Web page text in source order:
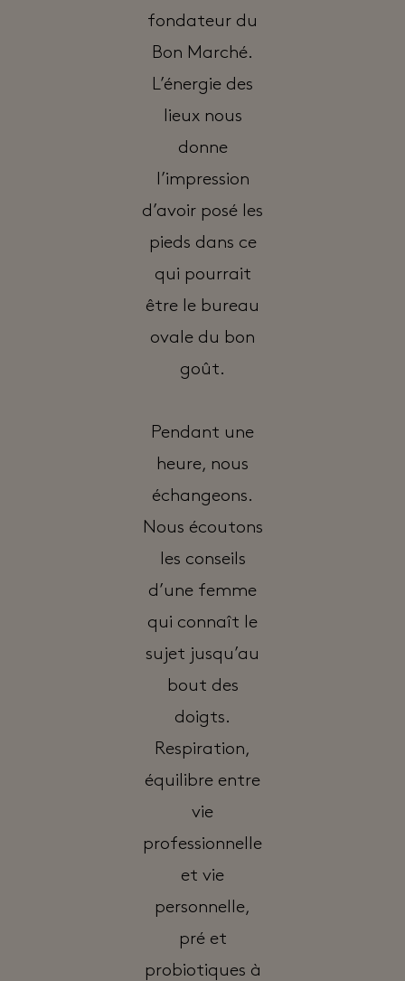
fondateur du
Bon Marché.
L’énergie des
lieux nous
donne
l’impression
d’avoir posé les
pieds dans ce
qui pourrait
être le bureau
ovale du bon
goût.
Pendant une
heure, nous
échangeons.
Nous écoutons
les conseils
d’une femme
qui connaît le
sujet jusqu’au
bout des
doigts.
Respiration,
équilibre entre
vie
professionnelle
et vie
personnelle,
pré et
probiotiques à